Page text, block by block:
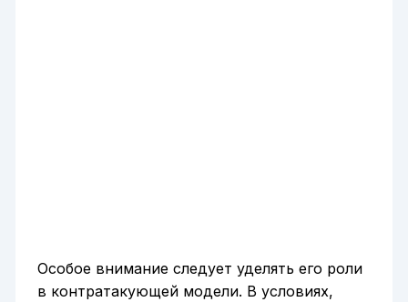
Особое внимание следует уделять его роли
в контратакующей модели. В условиях,